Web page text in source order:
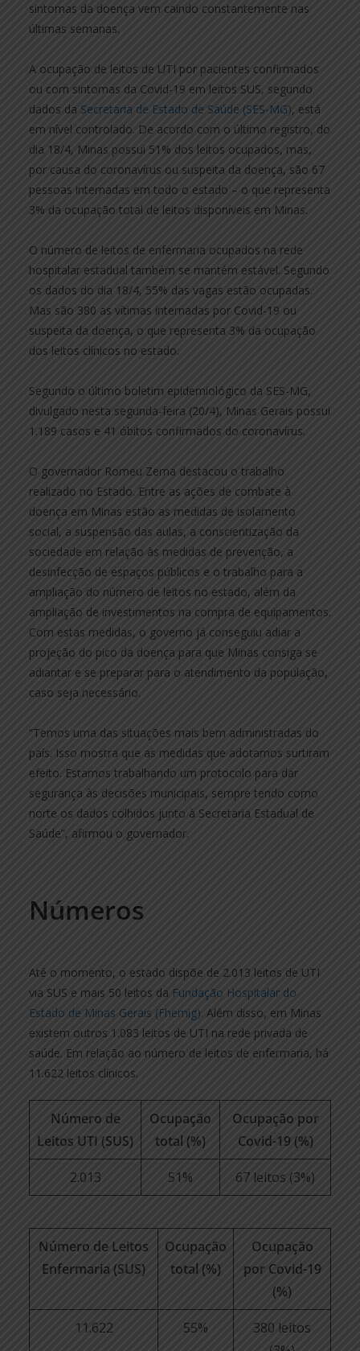
sintomas da doença vem caindo constantemente nas
últimas semanas.
A ocupação de leitos de UTI por pacientes confirmados
ou com sintomas da Covid-19 em leitos SUS, segundo
dados da Secretaria de Estado de Saúde (SES-MG), está
em nível controlado. De acordo com o último registro, do
dia 18/4, Minas possui 51% dos leitos ocupados, mas,
por causa do coronavírus ou suspeita da doença, são 67
pessoas internadas em todo o estado – o que representa
3% da ocupação total de leitos disponíveis em Minas.
O número de leitos de enfermaria ocupados na rede
hospitalar estadual também se mantém estável. Segundo
os dados do dia 18/4, 55% das vagas estão ocupadas.
Mas são 380 as vítimas internadas por Covid-19 ou
suspeita da doença, o que representa 3% da ocupação
dos leitos clínicos no estado.
Segundo o último boletim epidemiológico da SES-MG,
divulgado nesta segunda-feira (20/4), Minas Gerais possui
1.189 casos e 41 óbitos confirmados do coronavírus.
O governador Romeu Zema destacou o trabalho
realizado no Estado. Entre as ações de combate à
doença em Minas estão as medidas de isolamento
social, a suspensão das aulas, a conscientização da
sociedade em relação às medidas de prevenção, a
desinfecção de espaços públicos e o trabalho para a
ampliação do número de leitos no estado, além da
ampliação de investimentos na compra de equipamentos.
Com estas medidas, o governo já conseguiu adiar a
projeção do pico da doença para que Minas consiga se
adiantar e se preparar para o atendimento da população,
caso seja necessário.
“Temos uma das situações mais bem administradas do
país. Isso mostra que as medidas que adotamos surtiram
efeito. Estamos trabalhando um protocolo para dar
segurança às decisões municipais, sempre tendo como
norte os dados colhidos junto à Secretaria Estadual de
Saúde”, afirmou o governador.
Números
Até o momento, o estado dispõe de 2.013 leitos de UTI
via SUS e mais 50 leitos da Fundação Hospitalar do
Estado de Minas Gerais (Fhemig). Além disso, em Minas
existem outros 1.083 leitos de UTI na rede privada de
saúde. Em relação ao número de leitos de enfermaria, há
11.622 leitos clínicos.
Número de
Leitos UTI (SUS)
Ocupação
total (%)
Ocupação por
Covid-19 (%)
2.013 51% 67 leitos (3%)
Número de Leitos
Enfermaria (SUS)
Ocupação
total (%)
Ocupação
por Covid-19
(%)
11.622 55%
380 leitos